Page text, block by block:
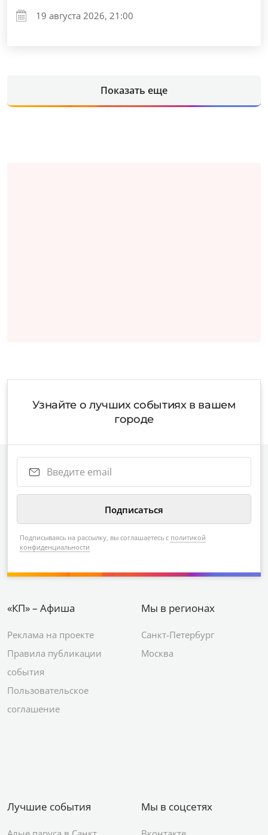
19 августа 2026, 21:00
Показать еще
Узнайте о лучших событиях в вашем
городе
Подписываясь на рассылку, вы соглашаетесь с политикой
конфиденциальности
«КП» – Афиша
Реклама на проекте
Правила публикации
события
Пользовательское
соглашение
Мы в регионах
Санкт-Петербург
Москва
Лучшие события Мы в соцсетях